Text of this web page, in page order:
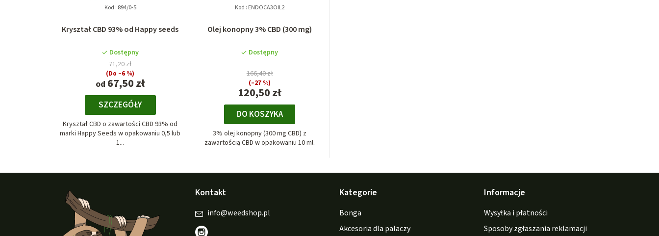
Kryształ CBD 93% od Happy seeds
Dostępny
od 67,50 zł
71,20 zł
(Do –6 %)
SZCZEGÓŁY
Kryształ CBD o zawartości CBD 93% od
marki Happy Seeds w opakowaniu 0,5 lub
1...
Kod : 894/0-5
Olej konopny 3% CBD (300 mg)
Dostępny
120,50 zł
166,40 zł
(–27 %)
DO KOSZYKA
3% olej konopny (300 mg CBD) z
zawartością CBD w opakowaniu 10 ml.
Kod : ENDOCA3OIL2
Kontakt
info@weedshop.pl
Kategorie
Bonga
Akcesoria dla palaczy
Informacje
Wysyłka i płatności
Sposoby zgłaszania reklamacji